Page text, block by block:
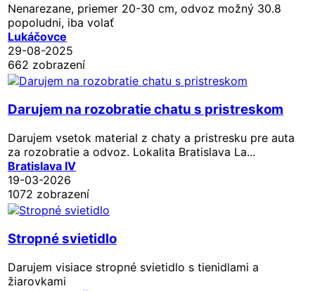
Nenarezane, priemer 20-30 cm, odvoz možný 30.8
popoludni, iba volať
Lukáčovce
29-08-2025
662 zobrazení
Darujem na rozobratie chatu s pristreskom
Darujem vsetok material z chaty a pristresku pre auta
za rozobratie a odvoz. Lokalita Bratislava La...
Bratislava IV
19-03-2026
1072 zobrazení
Stropné svietidlo
Darujem visiace stropné svietidlo s tienidlami a
žiarovkami